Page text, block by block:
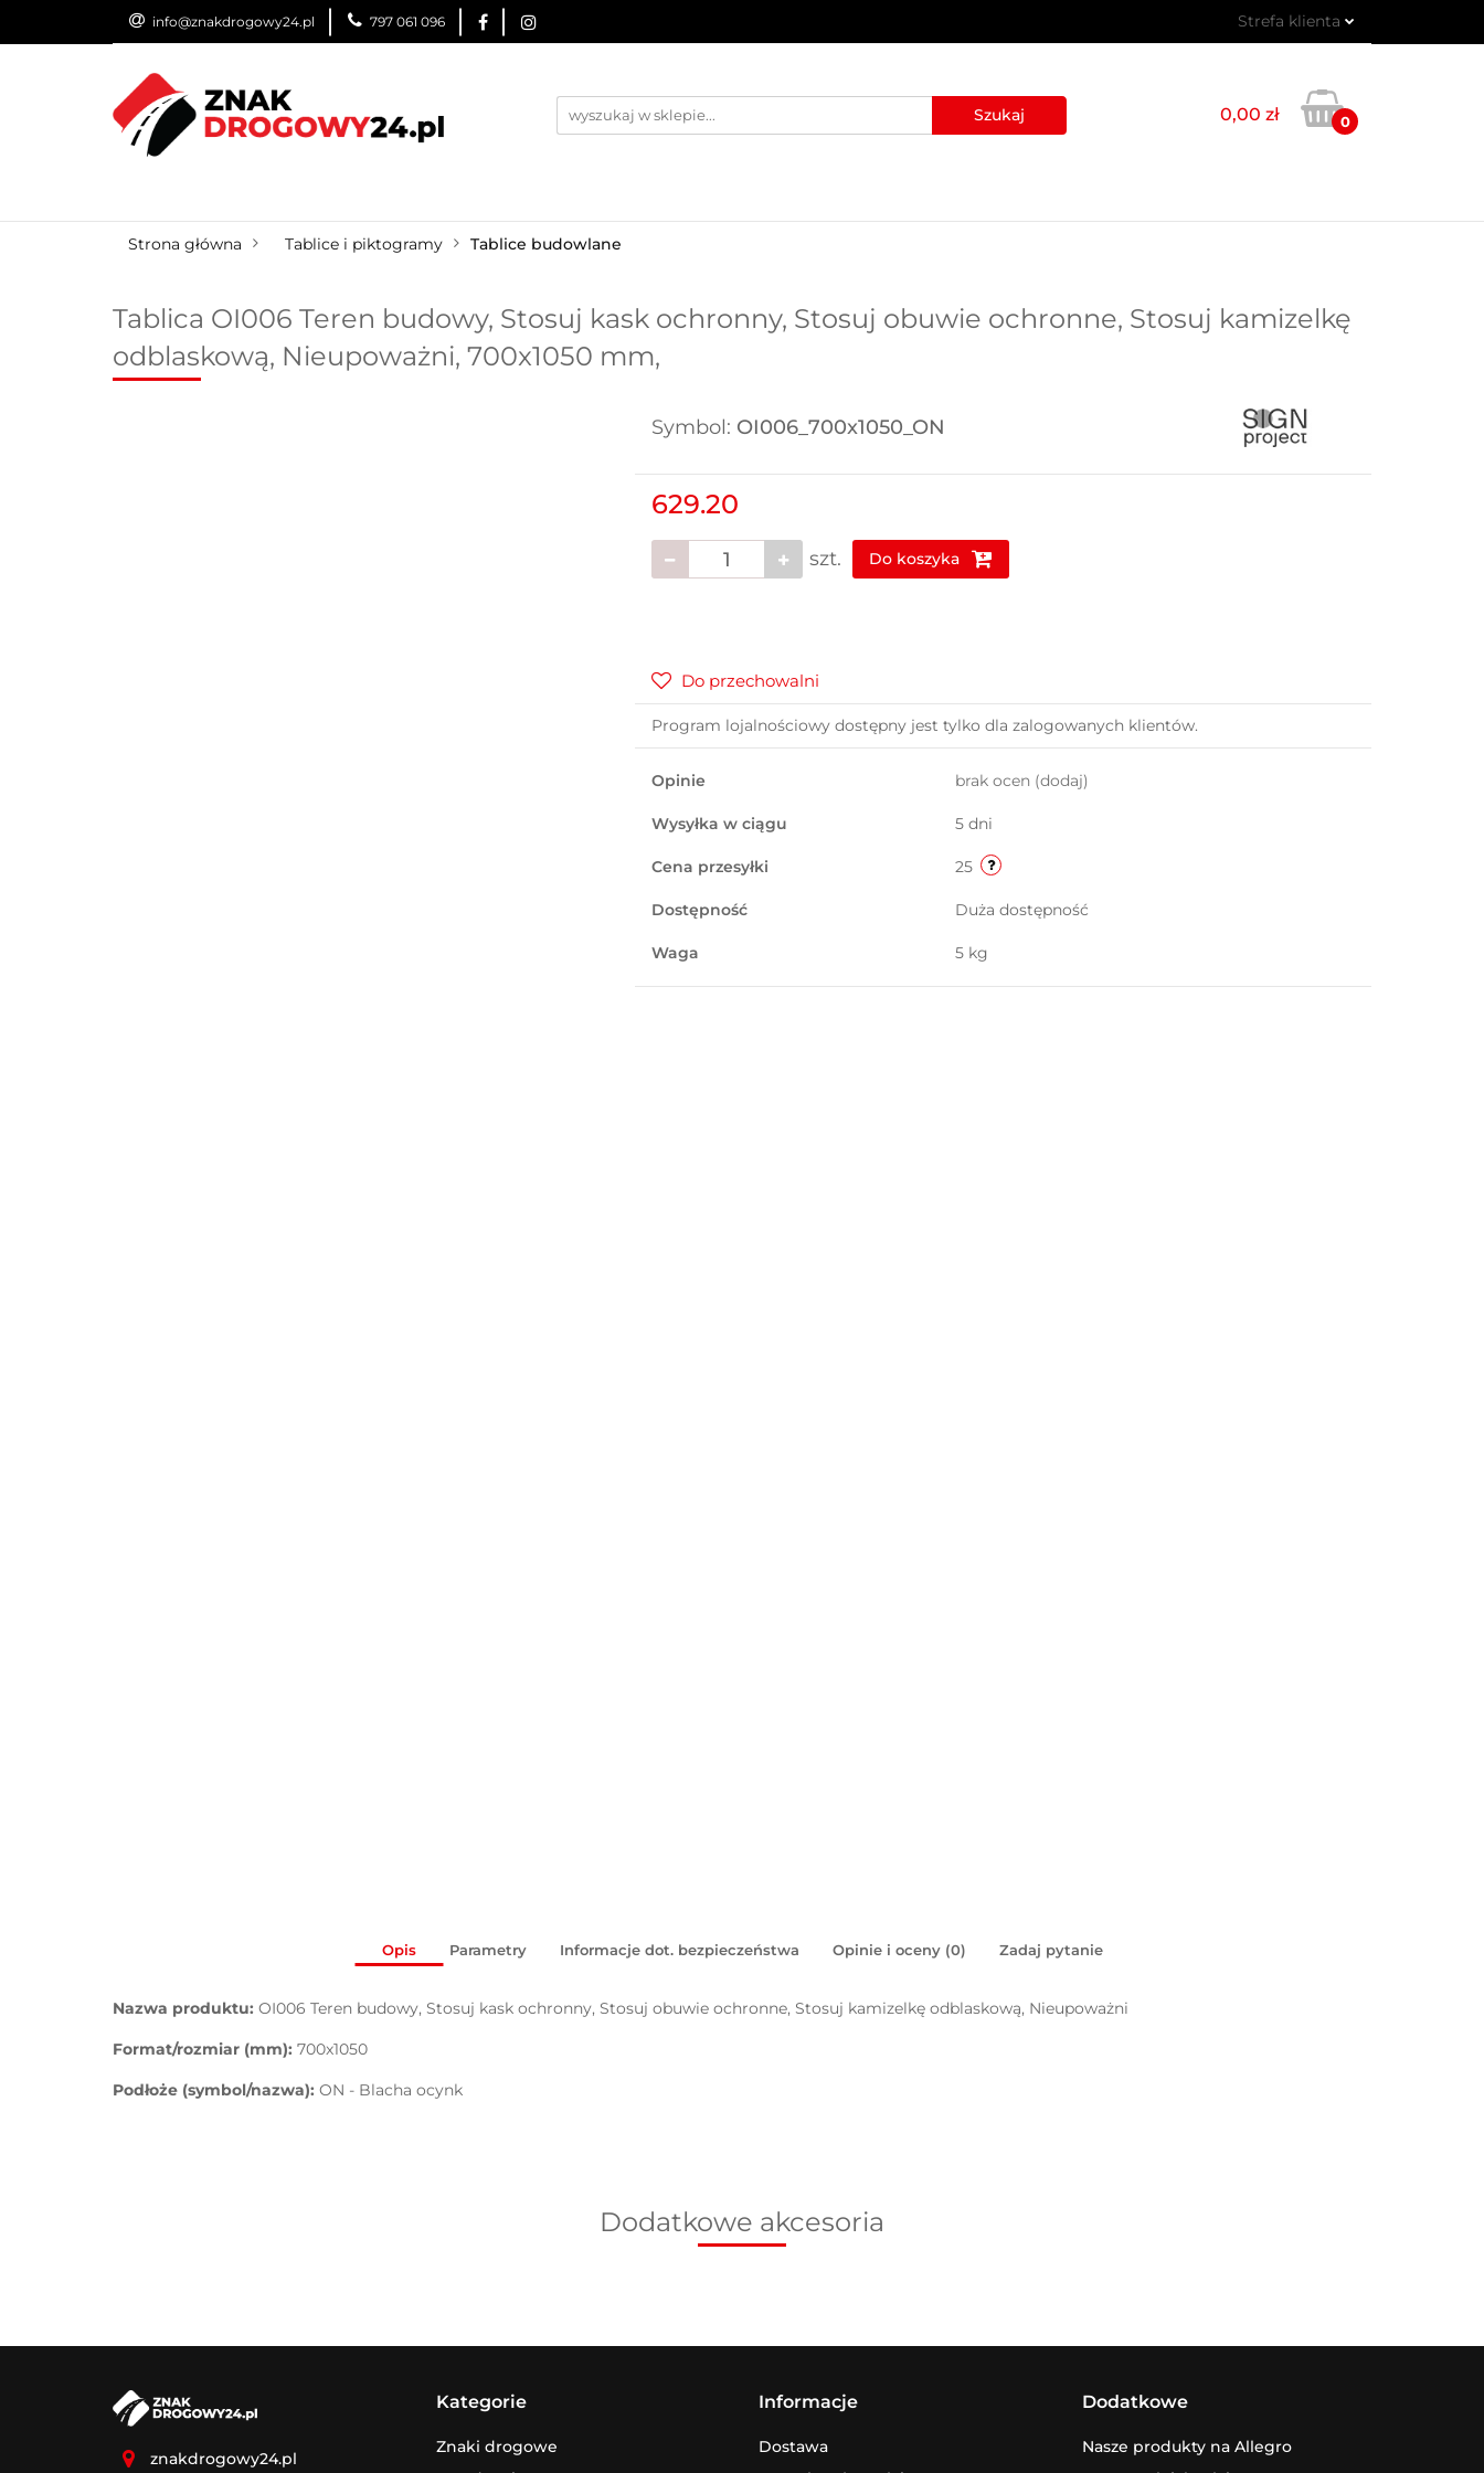
info@znakdrogowy24.pl 797 061 096 Strefa klienta
Zarejestruj się
Dodaj zgłoszenie
0,00 zł 0
ZNAKI DROGOWE URZĄDZENIA BRD
Strona główna Tablice i piktogramy Tablice budowlane
Tablica OI006 Teren budowy, Stosuj kask ochronny, Stosuj obuwie ochronne, Stosuj kamizelkę
odblaskową, Nieupoważni, 700x1050 mm,
Symbol: OI006_700x1050_ON
629.20
szt. Do koszyka
Do przechowalni
Program lojalnościowy dostępny jest tylko dla zalogowanych klientów.
Opinie brak ocen (dodaj)
Wysyłka w ciągu 5 dni
Cena przesyłki 25
Dostępność Duża dostępność
Waga 5 kg
Opis Parametry Informacje dot. bezpieczeństwa Opinie i oceny (0) Zadaj pytanie
Nazwa produktu: OI006 Teren budowy, Stosuj kask ochronny, Stosuj obuwie ochronne, Stosuj kamizelkę odblaskową, Nieupoważni
Format/rozmiar (mm): 700x1050
Podłoże (symbol/nazwa): ON - Blacha ocynk
Dodatkowe akcesoria
znakdrogowy24.pl
Kategorie
Znaki drogowe
Informacje
Dostawa
Dodatkowe
Nasze produkty na Allegro